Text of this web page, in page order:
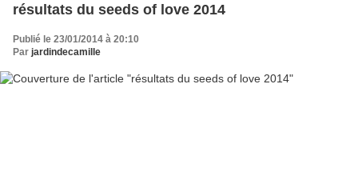
résultats du seeds of love 2014
Publié le 23/01/2014 à 20:10
Par jardindecamille